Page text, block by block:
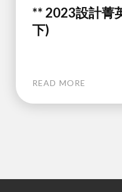
** 2023設計菁
下)
READ MORE